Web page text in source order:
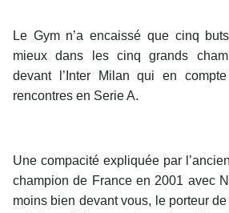
Le Gym n’a encaissé que cinq
mieux dans les cinq grands
devant l’Inter Milan qui en
rencontres en Serie A.
Une compacité expliquée par
champion de France en 2001 avec
moins bien devant vous, le porteur